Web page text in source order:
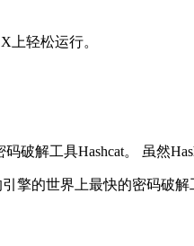
上轻松运行。
解工具Hashcat。 虽然
擎的世界上最快的密码破